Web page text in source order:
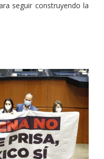
seguir construyendo la